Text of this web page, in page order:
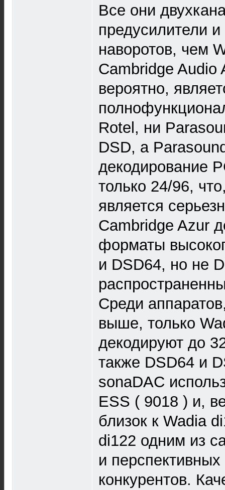
Все они
предусилители
наворотов, чем
Cambridge Audio
вероятно,
Rotel, ни
DSD, а
декодирование
только 24/96,
является
Cambridge Azur
форматы
и DSD64, но не
Среди
выше, только
декодируют до
также DSD64 и
sonaDAC
ESS ( 9018 ) и,
близок к Wadia
di122 одним из
и
конкурентов.